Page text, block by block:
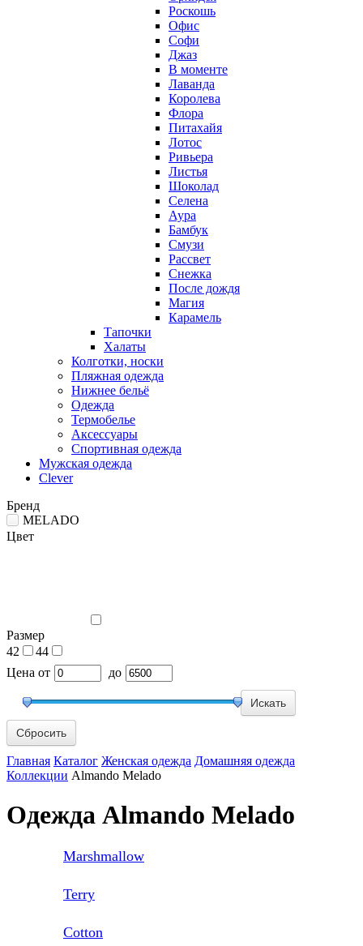
Роскошь
Офис
Софи
Джаз
В моменте
Лаванда
Королева
Флора
Питахайя
Лотос
Ривьера
Листья
Шоколад
Селена
Аура
Бамбук
Смузи
Рассвет
Снежка
После дождя
Магия
Карамель
Тапочки
Халаты
Колготки, носки
Пляжная одежда
Нижнее бельё
Одежда
Термобелье
Аксессуары
Спортивная одежда
Мужская одежда
Clever
Бренд
MELADO
Цвет
Размер
42
44
Цена от до
Сбросить
Главная Каталог Женская одежда Домашняя одежда
Коллекции Almando Melado
Одежда Almando Melado
Marshmallow
Terry
Cotton